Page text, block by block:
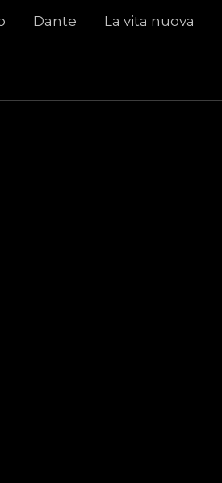
Dante La vita nuova